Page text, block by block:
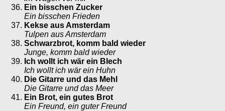
Ein bisschen Zucker
Ein bisschen Frieden
Kekse aus Amsterdam
Tulpen aus Amsterdam
Schwarzbrot, komm bald wieder
Junge, komm bald wieder
Ich wollt ich wär ein Blech
Ich wollt ich wär ein Huhn
Die Gitarre und das Mehl
Die Gitarre und das Meer
Ein Brot, ein gutes Brot
Ein Freund, ein guter Freund